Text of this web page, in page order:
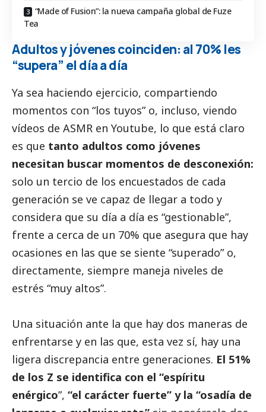
“Made of Fusion”: la nueva campaña global de Fuze
Tea
Adultos y jóvenes coinciden: al 70% les
“supera” el día a día
Ya sea haciendo ejercicio, compartiendo
momentos con “los tuyos” o, incluso, viendo
vídeos de ASMR en Youtube, lo que está claro
es que tanto adultos como jóvenes
necesitan buscar momentos de desconexión:
solo un tercio de los encuestados de cada
generación se ve capaz de llegar a todo y
considera que su día a día es “gestionable”,
frente a cerca de un 70% que asegura que hay
ocasiones en las que se siente “superado” o,
directamente, siempre maneja niveles de
estrés “muy altos”.
Una situación ante la que hay dos maneras de
enfrentarse y en las que, esta vez sí, hay una
ligera discrepancia entre generaciones. El 51%
de los Z se identifica con el “espíritu
enérgico”, “el carácter fuerte” y la “osadía de